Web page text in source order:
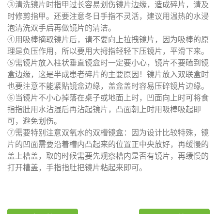
③清洗镜片时指甲过长容易划伤镜片边缘，造成碎片，请及
时修剪指甲。还要注意冬日手指不灵活，建议用温热的水浸
泡清洗双手后再做镜片的清洁。
④用吸棒摘取镜片后，请不要向上拉拽镜片，因为吸棒的原
理是负压作用，所以要用大拇指轻轻下压镜片，平滑下来。
⑤需镜片放入柱状垂直镜盒时一定要小心，镜片不要磕到镜
盒边缘，这是半成患者碎片的主要原因！镜片放入双联盒时
也要注意不能紧贴镜盒边缘，盖盒盖时容易压碎镜片边缘。
⑥当镜片不小心掉落在桌子或地面上时，凹面向上时可将食
指指肚用水沾湿后再沾起镜片，凸面朝上时用吸棒吸起即
可，避免划伤。
⑦需要特别注意双氧水的双槽镜盒：因为设计比较特殊，镜
片的凹面需要沿着槽内凸起来的位置正中央放好，再缓慢的
盖上槽盖，取的时候需要先观察槽内是否有镜片，再缓慢的
打开槽盖，手指指肚把镜片粘起来即可。